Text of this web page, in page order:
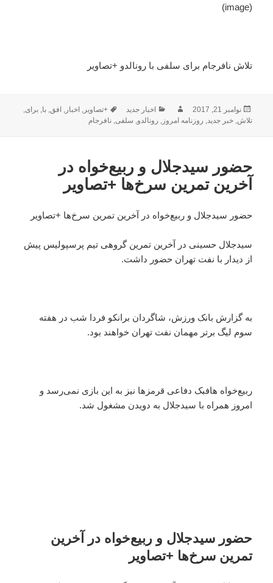
(image)
تلاش نافرجام برای سلفی با رونالدو +تصاویر
ارسال
شده
نوامبر 21, 2017 نویسندهدسته‌ها
اخبار جدید برچسب‌ها
+تصاویر, اخبار, افق,با,برای,
تلاش,خبر جدید, روزنامه امروز, رونالدو, سلفی,نافرجام
حضور سیدجلال و ربیع‌خواه در
آخرین تمرین سرخ‌ها +تصاویر
حضور سیدجلال و ربیع‌خواه در آخرین تمرین سرخ‌ها +تصاویر
سیدجلال حسینی در آخرین تمرین گروهی تیم پرسپولیس پیش
از دیدار با نفت تهران حضور داشت.
به گزارش بانک ورزش، شاگردان برانکو فردا شب در هفته
سوم لیگ برتر مهمان نفت تهران خواهند بود.
ربیع‌خواه هافبک دفاعی قرمزها نیز به این بازی نمی‌رسد و
امروز همراه با سیدجلال به دویدن مشغول شد.
حضور سیدجلال و ربیع‌خواه در آخرین
تمرین سرخ‌ها +تصاویر